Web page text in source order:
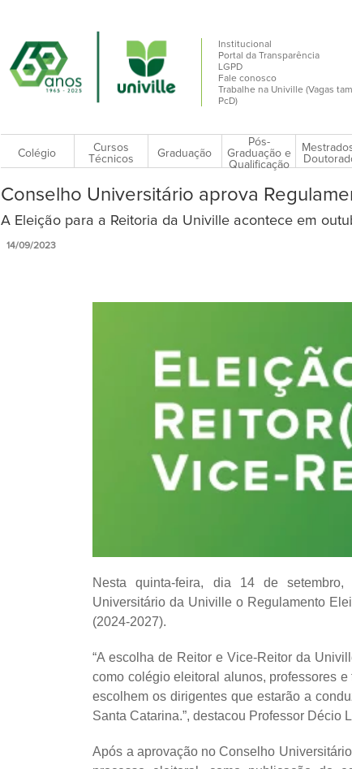
Institucional
Portal da Transparência
LGPD
Fale conosco
Trabalhe na Univille (Vagas
PcD)
Colégio
Cursos
Técnicos
Graduação
Pós-
Graduação e
Qualificação
Conselho Universitário aprova
A Eleição para a Reitoria da Univille acontece em
14/09/2023
Nesta quinta-feira, dia 14 de
Universitário da Univille o Regulamento
(2024-2027).
“A escolha de Reitor e Vice-Reitor da
como colégio eleitoral alunos, professores
escolhem os dirigentes que estarão a
Santa Catarina.”, destacou Professor Décio
Após a aprovação no Conselho